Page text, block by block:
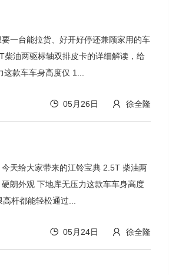
一台能拉货、好开好停还兼顾家用的车
油两驱标轴双排皮卡的详细解读，给
款车车身高度仅 1...
05月26日 徐全隆
天给大家带来的江铃宝典 2.5T 柴油两
朗外观 下地库无压力这款车车身高度
杆都能轻松通过...
05月24日 徐全隆